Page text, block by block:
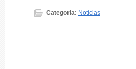
Categoria: Notícias